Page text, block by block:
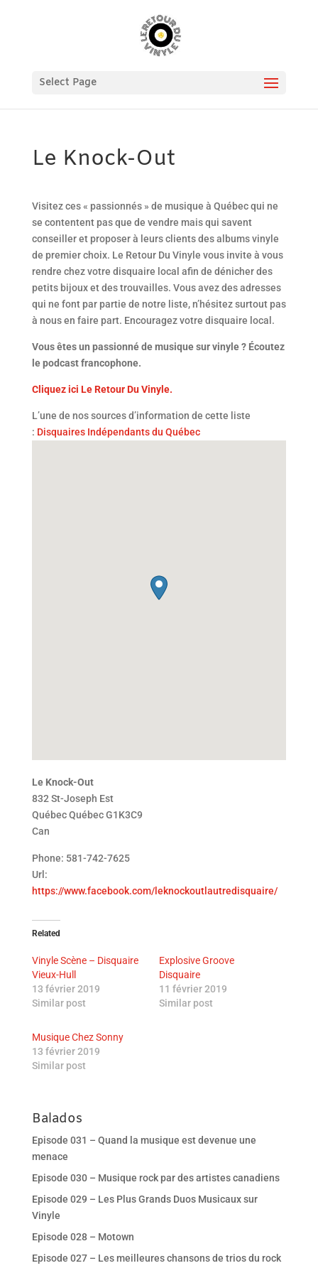
Select Page
Le Knock-Out
Visitez ces « passionnés » de musique à Québec qui ne
se contentent pas que de vendre mais qui savent
conseiller et proposer à leurs clients des albums vinyle
de premier choix. Le Retour Du Vinyle vous invite à vous
rendre chez votre disquaire local afin de dénicher des
petits bijoux et des trouvailles. Vous avez des adresses
qui ne font par partie de notre liste, n’hésitez surtout pas
à nous en faire part. Encouragez votre disquaire local.
Vous êtes un passionné de musique sur vinyle ? Écoutez
le podcast francophone.
Cliquez ici Le Retour Du Vinyle.
L’une de nos sources d’information de cette liste
: Disquaires Indépendants du Québec
Le Knock-Out
832 St-Joseph Est
QuébecQuébecG1K3C9
Can
Phone: 581-742-7625
Url:
https://www.facebook.com/leknockoutlautredisquaire/
Related
Vinyle Scène – Disquaire
Vieux-Hull
13 février 2019
Similar post
Explosive Groove
Disquaire
11 février 2019
Similar post
Musique Chez Sonny
13 février 2019
Similar post
Balados
Episode 031 – Quand la musique est devenue une
menace
Episode 030 – Musique rock par des artistes canadiens
Episode 029 – Les Plus Grands Duos Musicaux sur
Vinyle
Episode 028 – Motown
Episode 027 – Les meilleures chansons de trios du rock